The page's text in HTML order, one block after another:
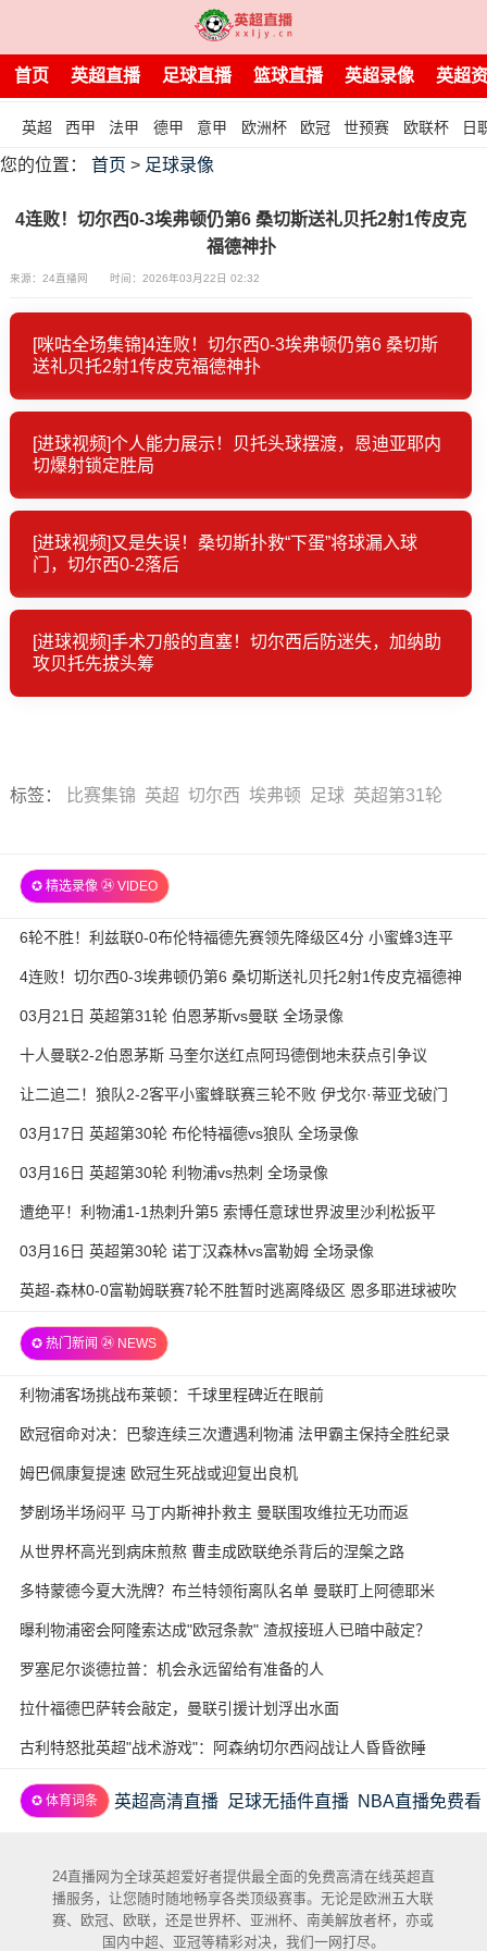
首页 英超直播 足球直播 篮球直播 英超录像 英超
英超 西甲 法甲 德甲 意甲 欧洲杯 欧冠 世预赛 欧联杯 日
您的位置： 首页 > 足球录像
4连败！切尔西0-3埃弗顿仍第6 桑切斯送礼贝托2射1传皮克
福德神扑
来源：24直播网 时间：2026年03月22日 02:32
[咪咕全场集锦]4连败！切尔西0-3埃弗顿仍第6 桑切斯
送礼贝托2射1传皮克福德神扑
[进球视频]个人能力展示！贝托头球摆渡，恩迪亚耶内
切爆射锁定胜局
[进球视频]又是失误！桑切斯扑救“下蛋”将球漏入球
门，切尔西0-2落后
[进球视频]手术刀般的直塞！切尔西后防迷失，加纳助
攻贝托先拔头筹
标签 ： 比赛集锦 英超 切尔西 埃弗顿 足球 英超第31轮
✪ 精选录像 ㉔ VIDEO
6轮不胜！利兹联0-0布伦特福德先赛领先降级区4分 小蜜蜂3连平
4连败！切尔西0-3埃弗顿仍第6 桑切斯送礼贝托2射1传皮克福德神
03月21日 英超第31轮 伯恩茅斯vs曼联 全场录像
十人曼联2-2伯恩茅斯 马奎尔送红点阿玛德倒地未获点引争议
让二追二！狼队2-2客平小蜜蜂联赛三轮不败 伊戈尔·蒂亚戈破门
03月17日 英超第30轮 布伦特福德vs狼队 全场录像
03月16日 英超第30轮 利物浦vs热刺 全场录像
遭绝平！利物浦1-1热刺升第5 索博任意球世界波里沙利松扳平
03月16日 英超第30轮 诺丁汉森林vs富勒姆 全场录像
英超-森林0-0富勒姆联赛7轮不胜暂时逃离降级区 恩多耶进球被吹
✪ 热门新闻 ㉔ NEWS
利物浦客场挑战布莱顿：千球里程碑近在眼前
欧冠宿命对决：巴黎连续三次遭遇利物浦 法甲霸主保持全胜纪录
姆巴佩康复提速 欧冠生死战或迎复出良机
梦剧场半场闷平 马丁内斯神扑救主 曼联围攻维拉无功而返
从世界杯高光到病床煎熬 曹圭成欧联绝杀背后的涅槃之路
多特蒙德今夏大洗牌？布兰特领衔离队名单 曼联盯上阿德耶米
曝利物浦密会阿隆索达成"欧冠条款" 渣叔接班人已暗中敲定？
罗塞尼尔谈德拉普：机会永远留给有准备的人
拉什福德巴萨转会敲定，曼联引援计划浮出水面
古利特怒批英超"战术游戏"：阿森纳切尔西闷战让人昏昏欲睡
✪ 体育词条 英超高清直播 足球无插件直播 NBA直播免费看
24直播网为全球英超爱好者提供最全面的免费高清在线英超直
播服务，让您随时随地畅享各类顶级赛事。无论是欧洲五大联
赛、欧冠、欧联，还是世界杯、亚洲杯、南美解放者杯，亦或
国内中超、亚冠等精彩对决，我们一网打尽。